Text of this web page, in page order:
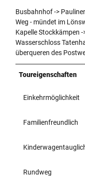
Busbahnhof ->
Weg - mündet im
Kapelle Stockkämpen
Wasserschloss
überqueren des
Toureigenschaften
Einkehrmöglichkeit
Familienfreundlich
Rundweg